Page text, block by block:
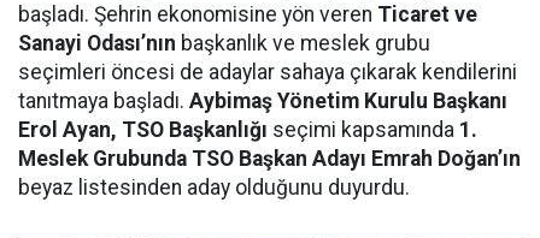
başladı. Şehrin ekonomisine yön veren Ticaret ve
Sanayi Odası’nın başkanlık ve meslek grubu
seçimleri öncesi de adaylar sahaya çıkarak kendilerini
tanıtmaya başladı. Aybimaş Yönetim Kurulu Başkanı
Erol Ayan, TSO Başkanlığı seçimi kapsamında 1.
Meslek Grubunda TSO Başkan Adayı Emrah Doğan’ın
beyaz listesinden aday olduğunu duyurdu.